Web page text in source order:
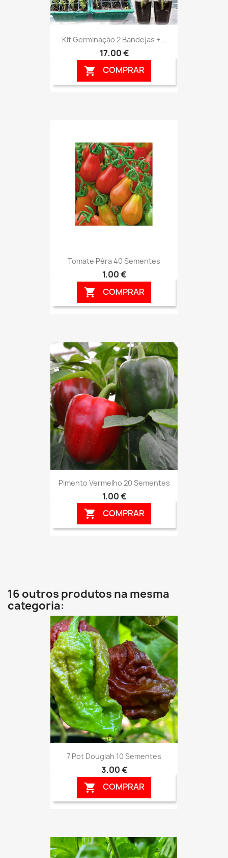
Kit Germinação 2 Bandejas +...
17,00 €
 COMPRAR
Tomate Pêra 40 Sementes
1,00 €
 COMPRAR
Pimento Vermelho 20 Sementes
1,00 €
 COMPRAR
16 outros produtos na mesma
categoria:
7 Pot Douglah 10 Sementes
3,00 €
 COMPRAR